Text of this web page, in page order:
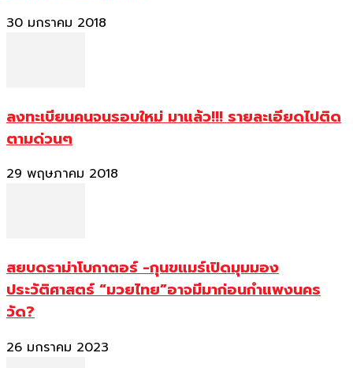
30 มกราคม 2018
ลงทะเบียนคนจนรอบใหม่ มาแล้ว!!! รายละเอียดไปติด
ตามด่วนๆ
29 พฤษภาคม 2018
สยบดราม่าโบกาตอร์ -กุนขแมร์เปิดมุมมอง
ประวัติศาสตร์ “มวยไทย”อาจมีมาก่อนกำแพงนคร
วัด?
26 มกราคม 2023